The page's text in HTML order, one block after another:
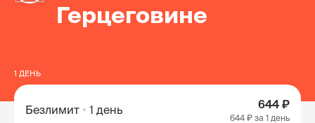
Герцеговине
1 ДЕНЬ
Безлимит 1 день 644 ₽
644 ₽ за 1 день